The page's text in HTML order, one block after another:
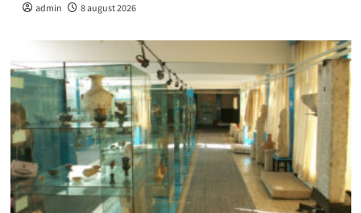
admin 8 august 2026